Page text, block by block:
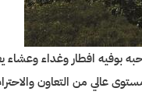
بوفيه افطار وغداء وعشاء
عالي من التعاون